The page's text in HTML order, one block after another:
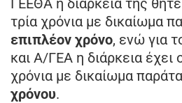
τρία χρόνια με δικαίωμα
επιπλέον χρόνο, ενώ για
και Α/ΓΕΑ η διάρκεια έχει
χρόνια με δικαίωμα
χρόνου.